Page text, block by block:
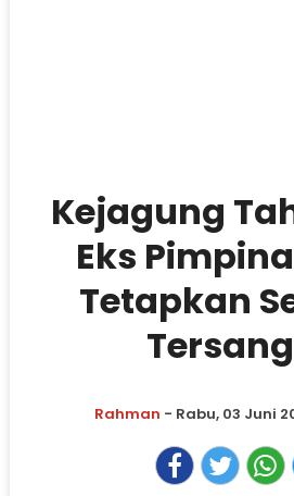
Kejagung
Eks
Tetapkan
Rahman - Rabu, 03 Juni